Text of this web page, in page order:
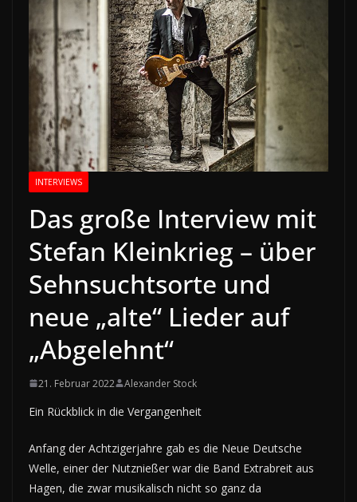
INTERVIEWS
Das große Interview mit
Stefan Kleinkrieg – über
Sehnsuchtsorte und
neue „alte“ Lieder auf
„Abgelehnt“
21. Februar 2022 Alexander Stock
Ein Rückblick in die Vergangenheit
Anfang der Achtzigerjahre gab es die Neue Deutsche
Welle, einer der Nutznießer war die Band Extrabreit aus
Hagen, die zwar musikalisch nicht so ganz da